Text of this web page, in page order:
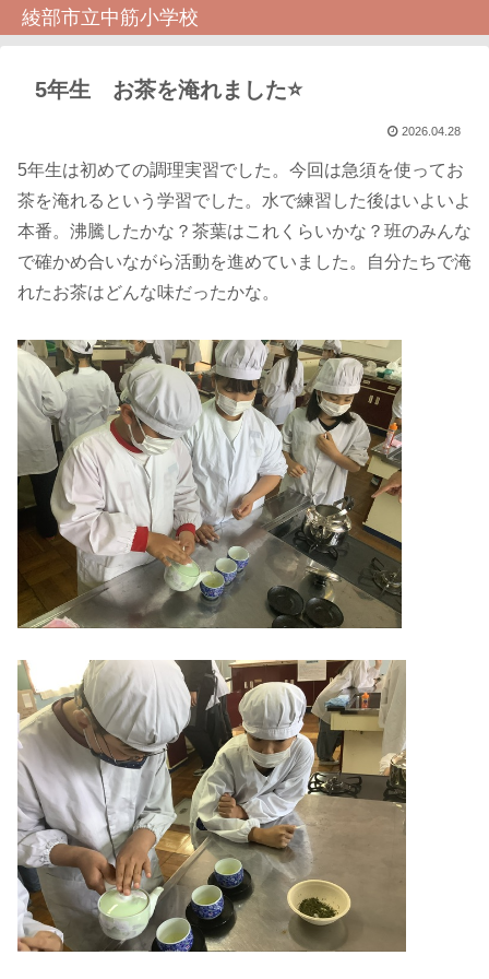
綾部市立中筋小学校
5年生 お茶を淹れました⭐️
2026.04.28
5年生は初めての調理実習でした。今回は急須を使ってお
茶を淹れるという学習でした。水で練習した後はいよいよ
本番。沸騰したかな？茶葉はこれくらいかな？班のみんな
で確かめ合いながら活動を進めていました。自分たちで淹
れたお茶はどんな味だったかな。